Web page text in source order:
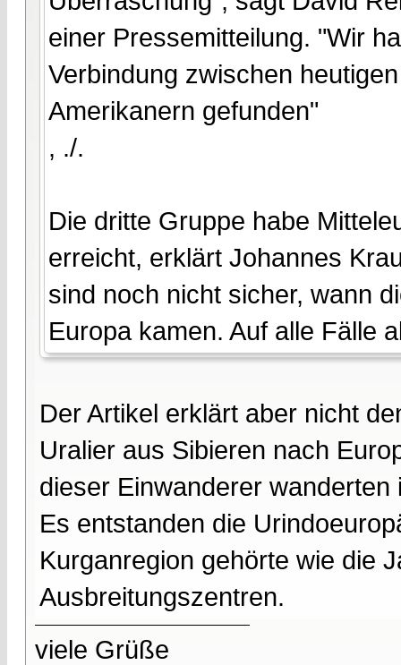
einer Pressemitteilung. "Wir
Verbindung zwischen
Amerikanern gefunden"
, ./.
Die dritte Gruppe habe
erreicht, erklärt Johannes
sind noch nicht sicher, wann
Europa kamen. Auf alle Fälle
Der Artikel erklärt aber nicht
Uralier aus Sibieren nach
dieser Einwanderer
Es entstanden die
Kurganregion gehörte wie die
Ausbreitungszentren.
viele Grüße